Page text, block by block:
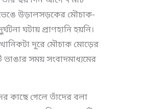
উড়ালসড়কের মৌচাক-
ঘটায় প্রাণহানি হয়নি।
দূরে মৌচাক মোড়ের
ভাঙার সময় সংবাদমাধ্যমের
কাছে গেলে তাঁদের বলা